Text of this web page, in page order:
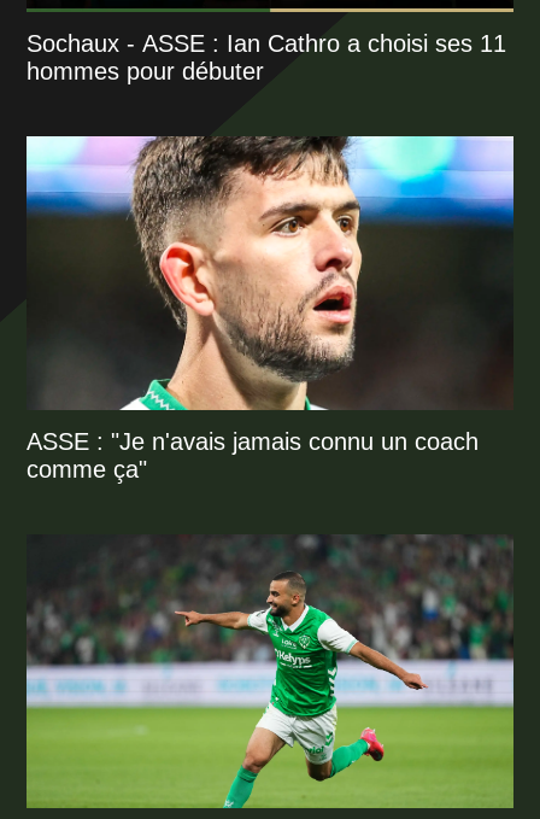
Sochaux - ASSE : Ian Cathro a choisi ses 11
hommes pour débuter
ASSE : "Je n'avais jamais connu un coach
comme ça"